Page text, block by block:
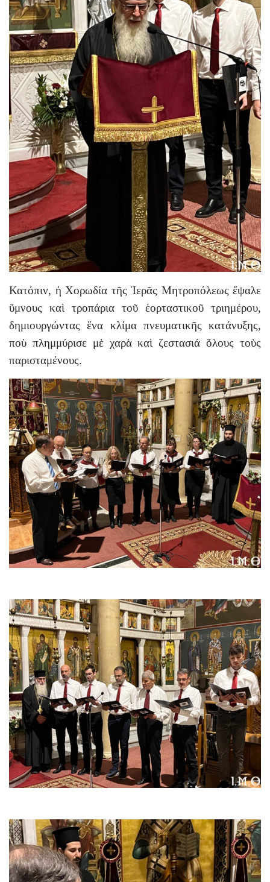
Κατόπιν, ἡ Χορωδία τῆς Ἱερᾶς Μητροπόλεως ἔψαλε
ὕμνους καὶ τροπάρια τοῦ ἑορταστικοῦ τριημέρου,
δημιουργώντας ἕνα κλίμα πνευματικῆς κατάνυξης,
ποὺ πλημμύρισε μὲ χαρὰ καὶ ζεστασιά ὅλους τοὺς
παρισταμένους.